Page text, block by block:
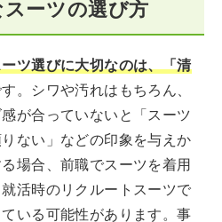
ーツの選び方
ツ選びに大切なのは、「清
。シワや汚れはもちろん、
が合っていないと「スーツ
ない」などの印象を与えか
場合、前職でスーツを着用
活時のリクルートスーツで
いる可能性があります。事